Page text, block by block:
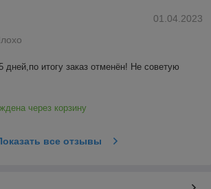
01.04.2023
итогу заказ отменён! Не советую
через корзину
все отзывы